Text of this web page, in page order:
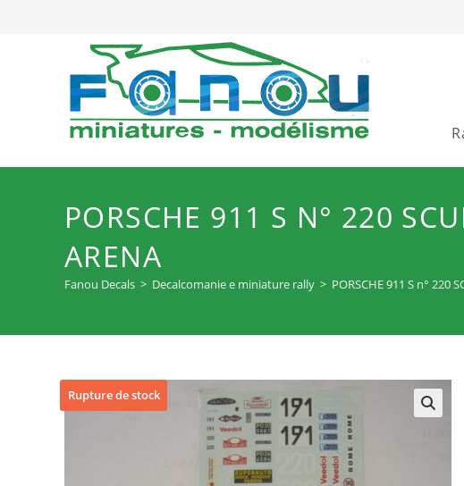
PORSCHE 911 S N° 220
ARENA
Fanou Decals > Decalcomanie e miniature rally > PORSCHE 911 S n° 220
Rupture de stock